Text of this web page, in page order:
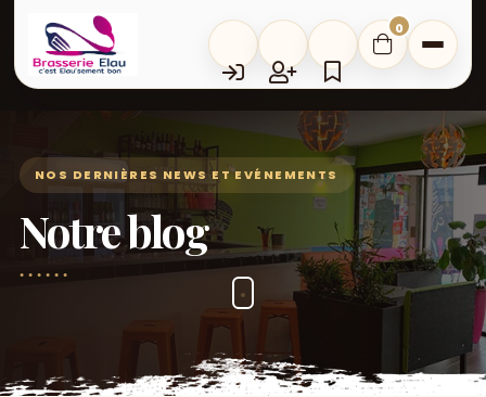
0
NOS DERNIÈRES NEWS ET EVÉNEMENTS
Notre blog